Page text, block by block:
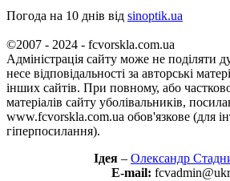
Погода на 10 днів від sinoptik.ua
©2007 - 2024 - fcvorskla.com.ua
Адміністрація сайту може не поділяти
несе відповідальності за авторські
інших сайтів. При повному, або
матеріалів сайту уболівальників,
www.fcvorskla.com.ua обов'язкове (для
гіперпосилання).
Ідея – Олександр
E-mail: